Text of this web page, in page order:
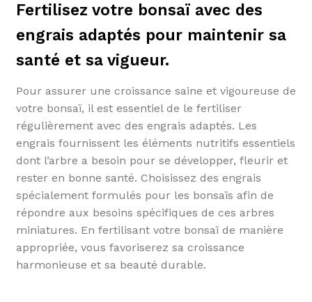
Fertilisez votre bonsaï avec des
engrais adaptés pour maintenir sa
santé et sa vigueur.
Pour assurer une croissance saine et vigoureuse de
votre bonsaï, il est essentiel de le fertiliser
régulièrement avec des engrais adaptés. Les
engrais fournissent les éléments nutritifs essentiels
dont l’arbre a besoin pour se développer, fleurir et
rester en bonne santé. Choisissez des engrais
spécialement formulés pour les bonsaïs afin de
répondre aux besoins spécifiques de ces arbres
miniatures. En fertilisant votre bonsaï de manière
appropriée, vous favoriserez sa croissance
harmonieuse et sa beauté durable.